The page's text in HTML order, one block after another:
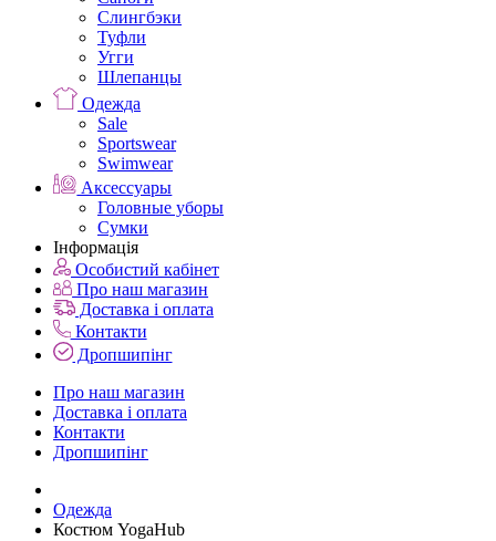
Слингбэки
Туфли
Угги
Шлепанцы
Одежда
Sale
Sportswear
Swimwear
Аксессуары
Головные уборы
Сумки
Інформація
Особистий кабінет
Про наш магазин
Доставка і оплата
Контакти
Дропшипінг
Про наш магазин
Доставка і оплата
Контакти
Дропшипінг
Одежда
Костюм YogaHub